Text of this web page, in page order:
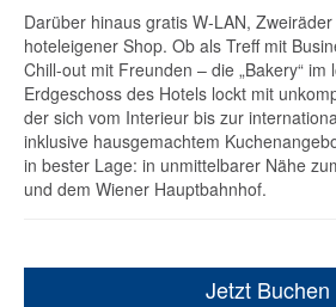
Darüber hinaus gratis W-LAN,
hoteleigener Shop. Ob als Treff mit
Chill-out mit Freunden – die „Bakery“ im
Erdgeschoss des Hotels lockt mit
der sich vom Interieur bis zur
inklusive hausgemachtem
in bester Lage: in unmittelbarer Nähe
und dem Wiener Hauptbahnhof.
Jetzt Buchen